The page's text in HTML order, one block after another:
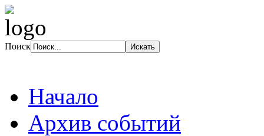
Поиск
Начало
Архив событий